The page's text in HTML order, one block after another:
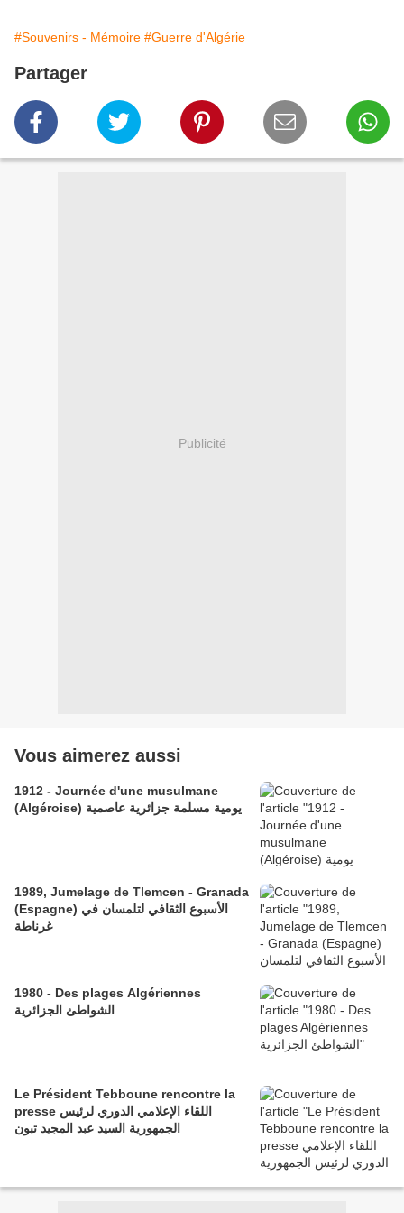
#Souvenirs - Mémoire #Guerre d'Algérie
Partager
Publicité
Vous aimerez aussi
1912 - Journée d'une musulmane
(Algéroise) يومية مسلمة جزائرية عاصمية
1989, Jumelage de Tlemcen - Granada
(Espagne) الأسبوع الثقافي لتلمسان في
غرناطة
1980 - Des plages Algériennes
الشواطئ الجزائرية
Le Président Tebboune rencontre la
presse اللقاء الإعلامي الدوري لرئيس
الجمهورية السيد عبد المجيد تبون